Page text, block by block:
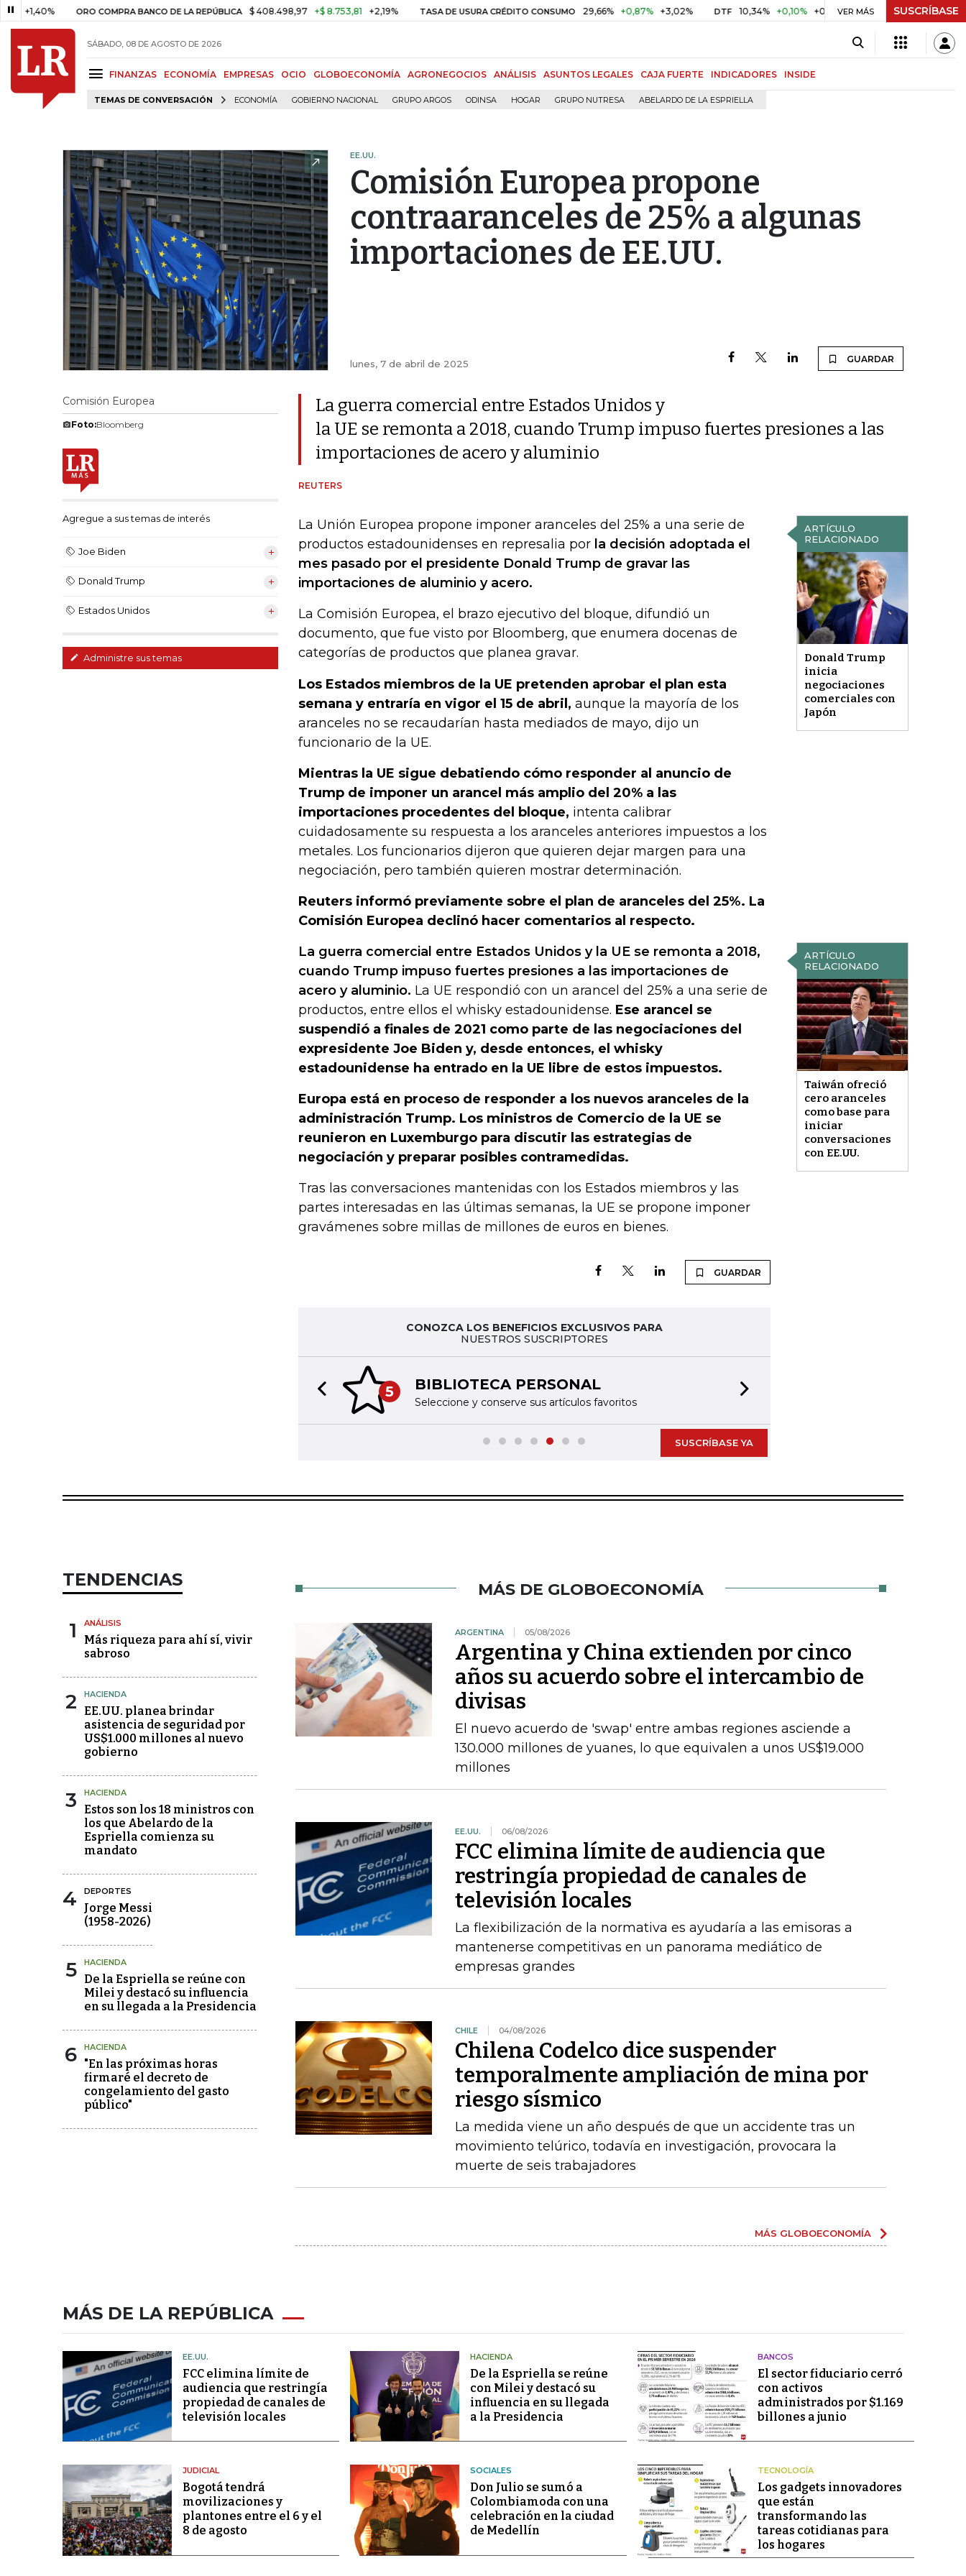
ORO COMPRA BANCO DE LA REPÚBLICA $ 408.498,97 +$ 8.753,81 +2,19% TASA DE USURA CRÉDITO CONSUMO 29,66% +0,87% +3,02% DTF 10,34% +0,10% +0,98% UVR $ 416,96 +$ 0,05 +0,01%
VER MÁS SUSCRÍBASE
SÁBADO, 08 DE AGOSTO DE 2026
FINANZAS ECONOMÍA EMPRESAS OCIO GLOBOECONOMÍA AGRONEGOCIOS ANÁLISIS ASUNTOS LEGALES CAJA FUERTE INDICADORES INSIDE
TEMAS DE CONVERSACIÓN ECONOMÍA GOBIERNO NACIONAL GRUPO ARGOS ODINSA HOGAR GRUPO NUTRESA ABELARDO DE LA ESPRIELLA
EE.UU.
Comisión Europea propone
contraaranceles de 25% a algunas
importaciones de EE.UU.
lunes, 7 de abril de 2025 GUARDAR
Comisión Europea
Foto:Bloomberg
Agregue a sus temas de interés
Joe Biden
Donald Trump
Estados Unidos
Administre sus temas
La guerra comercial entre Estados Unidos y
la UE se remonta a 2018, cuando Trump impuso fuertes presiones a las
importaciones de acero y aluminio
REUTERS
ARTÍCULO
RELACIONADO
Donald Trump
inicia
negociaciones
comerciales con
Japón
La Unión Europea propone imponer aranceles del 25% a una serie de
productos estadounidenses en represalia por la decisión adoptada el
mes pasado por el presidente Donald Trump de gravar las
importaciones de aluminio y acero.
La Comisión Europea, el brazo ejecutivo del bloque, difundió un
documento, que fue visto por Bloomberg, que enumera docenas de
categorías de productos que planea gravar.
Los Estados miembros de la UE pretenden aprobar el plan esta
semana y entraría en vigor el 15 de abril, aunque la mayoría de los
aranceles no se recaudarían hasta mediados de mayo, dijo un
funcionario de la UE.
Mientras la UE sigue debatiendo cómo responder al anuncio de
Trump de imponer un arancel más amplio del 20% a las
importaciones procedentes del bloque, intenta calibrar
cuidadosamente su respuesta a los aranceles anteriores impuestos a los
metales. Los funcionarios dijeron que quieren dejar margen para una
negociación, pero también quieren mostrar determinación.
Reuters informó previamente sobre el plan de aranceles del 25%. La
Comisión Europea declinó hacer comentarios al respecto.
ARTÍCULO
RELACIONADO
Taiwán ofreció
cero aranceles
como base para
iniciar
conversaciones
con EE.UU.
La guerra comercial entre Estados Unidos y la UE se remonta a 2018,
cuando Trump impuso fuertes presiones a las importaciones de
acero y aluminio. La UE respondió con un arancel del 25% a una serie de
productos, entre ellos el whisky estadounidense. Ese arancel se
suspendió a finales de 2021 como parte de las negociaciones del
expresidente Joe Biden y, desde entonces, el whisky
estadounidense ha entrado en la UE libre de estos impuestos.
Europa está en proceso de responder a los nuevos aranceles de la
administración Trump. Los ministros de Comercio de la UE se
reunieron en Luxemburgo para discutir las estrategias de
negociación y preparar posibles contramedidas.
Tras las conversaciones mantenidas con los Estados miembros y las
partes interesadas en las últimas semanas, la UE se propone imponer
gravámenes sobre millas de millones de euros en bienes.
GUARDAR
CONOZCA LOS BENEFICIOS EXCLUSIVOS PARA
NUESTROS SUSCRIPTORES
5 BIBLIOTECA PERSONAL
Seleccione y conserve sus artículos favoritos
Previous slide
SUSCRÍBASE YA
TENDENCIAS
1 ANÁLISIS
Más riqueza para ahí sí, vivir
sabroso
2 HACIENDA
EE.UU. planea brindar
asistencia de seguridad por
US$1.000 millones al nuevo
gobierno
3 HACIENDA
Estos son los 18 ministros con
los que Abelardo de la
Espriella comienza su
mandato
4 DEPORTES
Jorge Messi
(1958-2026)
5 HACIENDA
De la Espriella se reúne con
Milei y destacó su influencia
en su llegada a la Presidencia
6 HACIENDA
"En las próximas horas
firmaré el decreto de
congelamiento del gasto
público"
MÁS DE GLOBOECONOMÍA
ARGENTINA 05/08/2026
Argentina y China extienden por cinco
años su acuerdo sobre el intercambio de
divisas
El nuevo acuerdo de 'swap' entre ambas regiones asciende a
130.000 millones de yuanes, lo que equivalen a unos US$19.000
millones
EE.UU. 06/08/2026
FCC elimina límite de audiencia que
restringía propiedad de canales de
televisión locales
La flexibilización de la normativa es ayudaría a las emisoras a
mantenerse competitivas en un panorama mediático de
empresas grandes
CHILE 04/08/2026
Chilena Codelco dice suspender
temporalmente ampliación de mina por
riesgo sísmico
La medida viene un año después de que un accidente tras un
movimiento telúrico, todavía en investigación, provocara la
muerte de seis trabajadores
MÁS GLOBOECONOMÍA
MÁS DE LA REPÚBLICA
EE.UU.
FCC elimina límite de
audiencia que restringía
propiedad de canales de
televisión locales
HACIENDA
De la Espriella se reúne
con Milei y destacó su
influencia en su llegada
a la Presidencia
BANCOS
El sector fiduciario cerró
con activos
administrados por $1.169
billones a junio
JUDICIAL
Bogotá tendrá
movilizaciones y
plantones entre el 6 y el
8 de agosto
SOCIALES
Don Julio se sumó a
Colombiamoda con una
celebración en la ciudad
de Medellín
TECNOLOGÍA
Los gadgets innovadores
que están
transformando las
tareas cotidianas para
los hogares